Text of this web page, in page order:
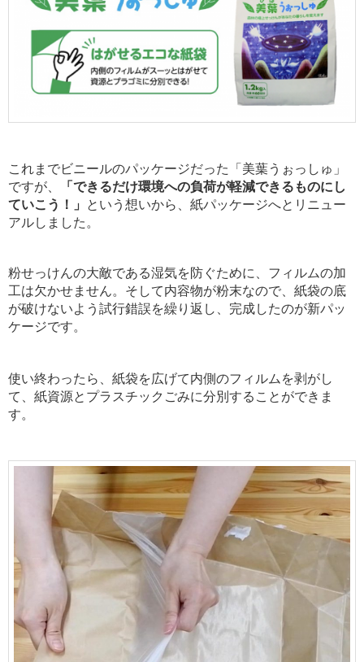
これまでビニールのパッケージだった「美葉うぉっしゅ」
ですが、
「できるだけ環境への負荷が軽減できるものにし
ていこう！」 という想いから、紙パッケージへとリニュー
アルしました。
粉せっけんの大敵である湿気を防ぐために、フィルムの加
工は欠かせません。そして内容物が粉末なので、紙袋の底
が破けないよう試行錯誤を繰り返し、完成したのが新パッ
ケージです。
使い終わったら、紙袋を広げて内側のフィルムを剥がし
て、紙資源とプラスチックごみに分別することができま
す。